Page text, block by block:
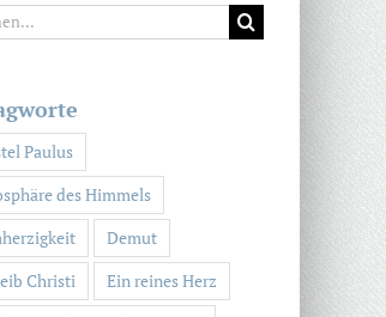
Paulus
des Himmels
Demut
Christi
Ein reines Herz